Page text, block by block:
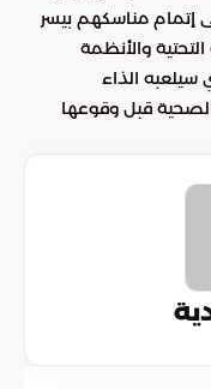
إتمام مناسكهم بيسر
والأنظمة
سيلعبه الذاء
قبل وقوعها